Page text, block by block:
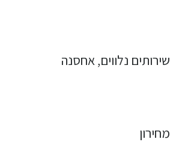
שירותים נלווים, אחסנה
מחירון